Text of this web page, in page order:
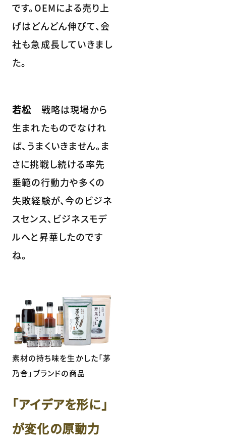
です。OEMによる売り上
げはどんどん伸びて、会
社も急成長していきまし
た。
若松 戦略は現場から
生まれたものでなけれ
ば、うまくいきません。ま
さに挑戦し続ける率先
垂範の行動力や多くの
失敗経験が、今のビジネ
スセンス、ビジネスモデ
ルへと昇華したのです
ね。
素材の持ち味を生かした「茅
乃舎」ブランドの商品
「アイデアを形に」
が変化の原動力